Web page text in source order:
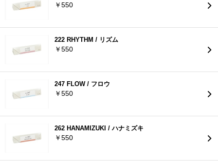
￥550
222 RHYTHM / リズム
￥550
247 FLOW / フロウ
￥550
262 HANAMIZUKI / ハナミズキ
￥550